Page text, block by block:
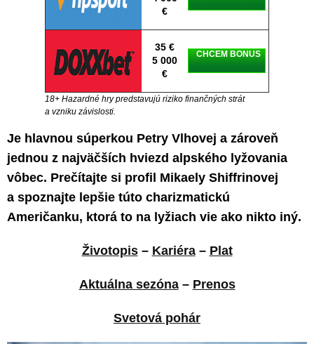
€
35 €
5 000
€
CHCEM BONUS
18+ Hazardné hry predstavujú riziko finančných strát
a vzniku závislosti.
Je hlavnou súperkou Petry Vlhovej a zároveň
jednou z najväčších hviezd alpského lyžovania
vôbec. Prečítajte si profil Mikaely Shiffrinovej
a spoznajte lepšie túto charizmatickú
Američanku, ktorá to na lyžiach vie ako nikto iný.
Životopis– Kariéra– Plat
Aktuálna sezóna– Prenos
Svetová pohár